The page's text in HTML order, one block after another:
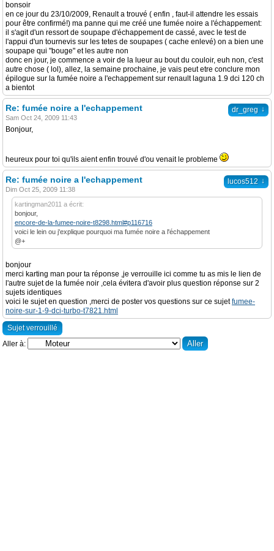
bonsoir
en ce jour du 23/10/2009, Renault a trouvé ( enfin , faut-il attendre les essais
pour être confirmé!) ma panne qui me créé une fumée noire a l'échappement:
il s'agit d'un ressort de soupape d'échappement de cassé, avec le test de
l'appui d'un tournevis sur les tetes de soupapes ( cache enlevé) on a bien une
soupape qui "bouge" et les autre non
donc en jour, je commence a voir de la lueur au bout du couloir, euh non, c'est
autre chose ( lol), allez, la semaine prochaine, je vais peut etre conclure mon
épilogue sur la fumée noire a l'echappement sur renault laguna 1.9 dci 120 ch
a bientot
dr_greg ↓
Re: fumée noire a l'echappement
Sam Oct 24, 2009 11:43
Bonjour,
heureux pour toi qu'ils aient enfin trouvé d'ou venait le probleme
lucos512 ↓
Re: fumée noire a l'echappement
Dim Oct 25, 2009 11:38
kartingman2011 a écrit:
bonjour,
encore-de-la-fumee-noire-t8298.html#p116716
voici le lein ou j'explique pourquoi ma fumée noire a l'échappement
@+
bonjour
merci karting man pour ta réponse ,je verrouille ici comme tu as mis le lien de
l'autre sujet de la fumée noir ,cela évitera d'avoir plus question réponse sur 2
sujets identiques
voici le sujet en question ,merci de poster vos questions sur ce sujetfumee-
noire-sur-1-9-dci-turbo-t7821.html
Sujet verrouillé
Aller à: